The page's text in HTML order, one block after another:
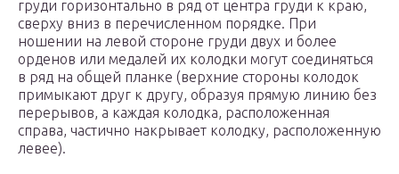
груди горизонтально в ряд от центра груди к краю,
сверху вниз в перечисленном порядке. При
ношении на левой стороне груди двух и более
орденов или медалей их колодки могут соединяться
в ряд на общей планке (верхние стороны колодок
примыкают друг к другу, образуя прямую линию без
перерывов, а каждая колодка, расположенная
справа, частично накрывает колодку, расположенную
левее).